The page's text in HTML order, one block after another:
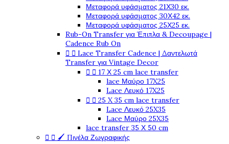
Μεταφορά υφάσματος 21Χ30 εκ.
Μεταφορά υφάσματος 30Χ42 εκ.
Μεταφορά υφάσματος 25Χ25 εκ.
Rub-On Transfer για Έπιπλα & Decoupage |
Cadence Rub On
  Lace Transfer Cadence | Δαντελωτά
Transfer για Vintage Decor
  17 Χ 25 cm lace transfer
lace Μαύρο 17X25
Lace Λευκό 17X25
  25 X 35 cm lace transfer
Lace Λευκό 25X35
Lace Μαύρο 25X35
lace transfer 35 Χ 50 cm
  🖌️ Πινέλα Ζωγραφικής